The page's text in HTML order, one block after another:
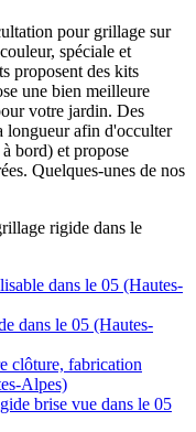
pour grillage sur
spéciale et
proposent des kits
une bien meilleure
votre jardin. Des
longueur afin d'occulter
bord) et propose
Quelques-unes de nos
dans le 05 (Hautes-
dans le 05 (Hautes-
clôture, fabrication
Alpes)
brise vue dans le 05